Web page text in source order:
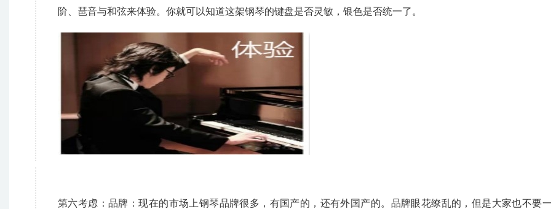
阶、琶音与和弦来体验。你就可以知道这架钢琴的键盘是否灵敏，银色是否统一了。
第六考虑：品牌：现在的市场上钢琴品牌很多，有国产的，还有外国产的。品牌眼花缭乱的，但是大家也不要